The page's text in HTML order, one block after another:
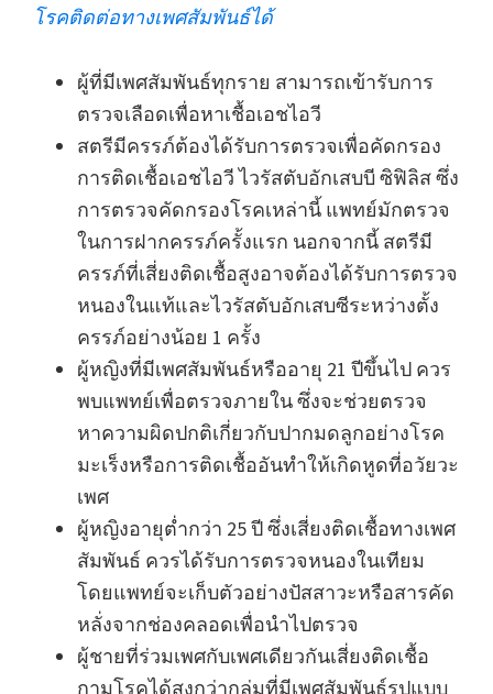
โรคติดต่อทางเพศสัมพันธ์ได้
ผู้ที่มีเพศสัมพันธ์ทุกราย สามารถเข้ารับการ
ตรวจเลือดเพื่อหาเชื้อเอชไอวี
สตรีมีครรภ์ต้องได้รับการตรวจเพื่อคัดกรอง
การติดเชื้อเอชไอวี ไวรัสตับอักเสบบี ซิฟิลิส ซึ่ง
การตรวจคัดกรองโรคเหล่านี้ แพทย์มักตรวจ
ในการฝากครรภ์ครั้งแรก นอกจากนี้ สตรีมี
ครรภ์ที่เสี่ยงติดเชื้อสูงอาจต้องได้รับการตรวจ
หนองในแท้และไวรัสตับอักเสบซีระหว่างตั้ง
ครรภ์อย่างน้อย 1 ครั้ง
ผู้หญิงที่มีเพศสัมพันธ์หรืออายุ 21 ปีขึ้นไป ควร
พบแพทย์เพื่อตรวจภายใน ซึ่งจะช่วยตรวจ
หาความผิดปกติเกี่ยวกับปากมดลูกอย่างโรค
มะเร็งหรือการติดเชื้ออันทำให้เกิดหูดที่อวัยวะ
เพศ
ผู้หญิงอายุต่ำกว่า 25 ปี ซึ่งเสี่ยงติดเชื้อทางเพศ
สัมพันธ์ ควรได้รับการตรวจหนองในเทียม
โดยแพทย์จะเก็บตัวอย่างปัสสาวะหรือสารคัด
หลั่งจากช่องคลอดเพื่อนำไปตรวจ
ผู้ชายที่ร่วมเพศกับเพศเดียวกันเสี่ยงติดเชื้อ
กามโรคได้สูงกว่ากลุ่มที่มีเพศสัมพันธ์รูปแบบ